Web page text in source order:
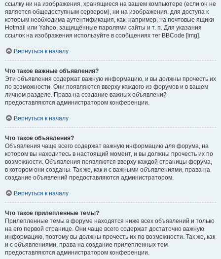
ссылку ни на изображения, хранящиеся на вашем компьютере (если он не
является общедоступным сервером), ни на изображения, для доступа к
которым необходима аутентификация, как, например, на почтовые ящики
Hotmail или Yahoo, защищённые паролями сайты и т. п. Для указания
ссылок на изображения используйте в сообщениях тег BBCode [img].
Вернуться к началу
Что такое важные объявления?
Эти объявления содержат важную информацию, и вы должны прочесть их
по возможности. Они появляются вверху каждого из форумов и в вашем
личном разделе. Права на создание важных объявлений
предоставляются администратором конференции.
Вернуться к началу
Что такое объявления?
Объявления чаще всего содержат важную информацию для форума, на
котором вы находитесь в настоящий момент, и вы должны прочесть их по
возможности. Объявления появляются вверху каждой страницы форума,
в котором они созданы. Так же, как и с важными объявлениями, права на
создание объявлений предоставляются администратором.
Вернуться к началу
Что такое прилепленные темы?
Прилепленные темы в форуме находятся ниже всех объявлений и только
на его первой странице. Они чаще всего содержат достаточно важную
информацию, поэтому вы должны прочесть их по возможности. Так же, как
и с объявлениями, права на создание прилепленных тем
предоставляются администратором конференции.